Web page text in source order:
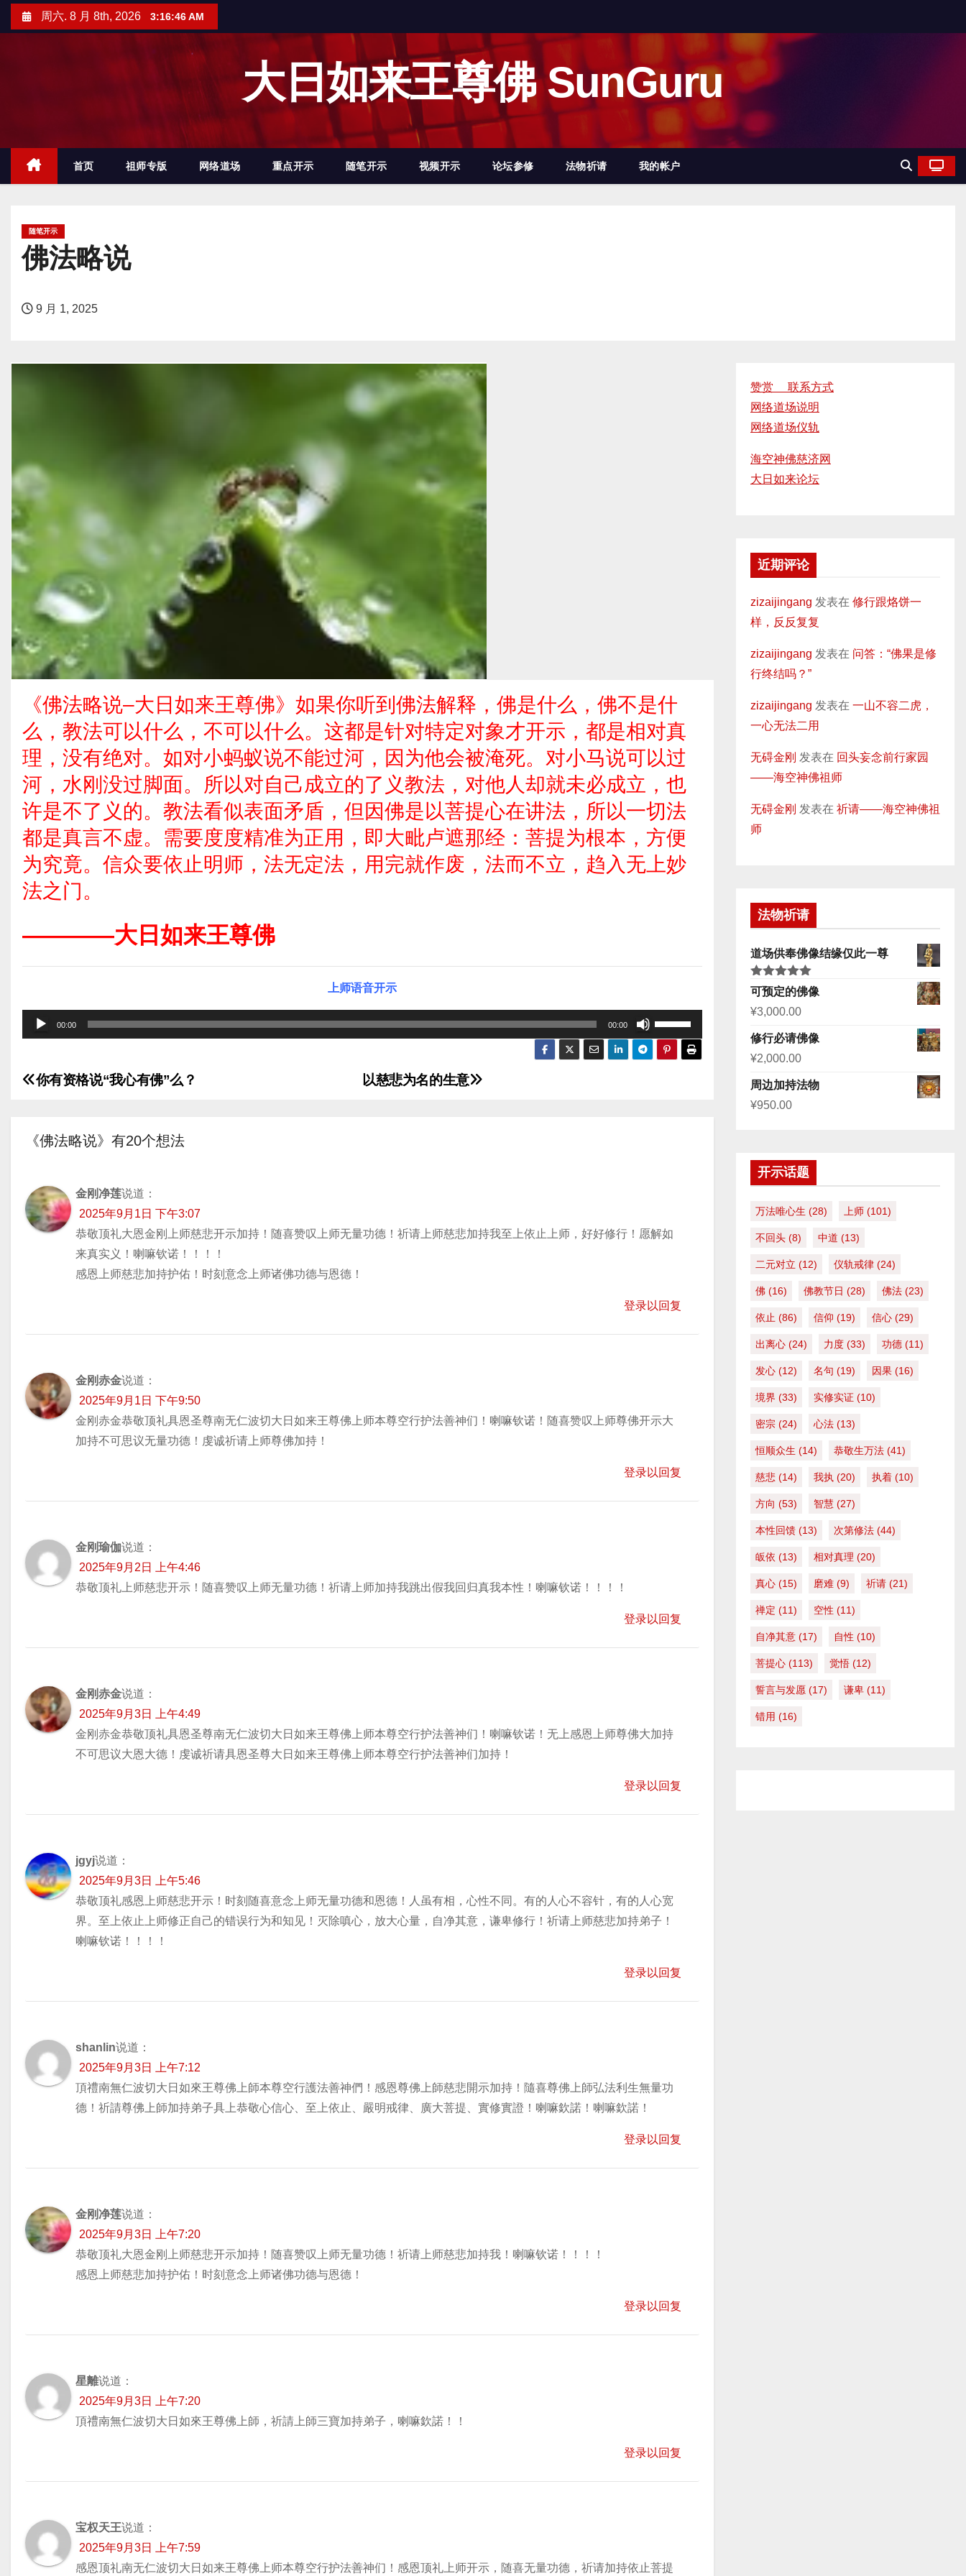
周六. 8 月 8th, 2026 3:16:47 AM
大日如来王尊佛 SunGuru
首页 祖师专版 网络道场 重点开示 随笔开示 视频开示 论坛参修 法物祈请 我的帐户
随笔开示
佛法略说
9 月 1, 2025
《佛法略说–大日如来王尊佛》如果你听到佛法解释，佛是什么，佛不是什
么，教法可以什么，不可以什么。这都是针对特定对象才开示，都是相对真
理，没有绝对。如对小蚂蚁说不能过河，因为他会被淹死。对小马说可以过
河，水刚没过脚面。所以对自己成立的了义教法，对他人却就未必成立，也
许是不了义的。教法看似表面矛盾，但因佛是以菩提心在讲法，所以一切法
都是真言不虚。需要度度精准为正用，即大毗卢遮那经：菩提为根本，方便
为究竟。信众要依止明师，法无定法，用完就作废，法而不立，趋入无上妙
法之门。
————大日如来王尊佛
上师语音开示
频
放
00:00 00:00
使
用
上
或
音
文
导
以慈悲为名的生意
你有资格说“我心有佛”么？
《佛法略说》有20个想法
金刚净莲说道：
2025年9月1日 下午3:07
恭敬顶礼大恩金刚上师慈悲开示加持！随喜赞叹上师无量功德！祈请上师慈悲加持我至上依止上师，好好修行！愿解如
来真实义！喇嘛钦诺！！！！
感恩上师慈悲加持护佑！时刻意念上师诸佛功德与恩德！
登录以回复
金刚赤金说道：
2025年9月1日 下午9:50
金刚赤金恭敬顶礼具恩圣尊南无仁波切大日如来王尊佛上师本尊空行护法善神们！喇嘛钦诺！随喜赞叹上师尊佛开示大
加持不可思议无量功德！虔诚祈请上师尊佛加持！
登录以回复
金刚瑜伽说道：
2025年9月2日 上午4:46
恭敬顶礼上师慈悲开示！随喜赞叹上师无量功德！祈请上师加持我跳出假我回归真我本性！喇嘛钦诺！！！！
登录以回复
金刚赤金说道：
2025年9月3日 上午4:49
金刚赤金恭敬顶礼具恩圣尊南无仁波切大日如来王尊佛上师本尊空行护法善神们！喇嘛钦诺！无上感恩上师尊佛大加持
不可思议大恩大德！虔诚祈请具恩圣尊大日如来王尊佛上师本尊空行护法善神们加持！
登录以回复
jgyj说道：
2025年9月3日 上午5:46
恭敬顶礼感恩上师慈悲开示！时刻随喜意念上师无量功德和恩德！人虽有相，心性不同。有的人心不容针，有的人心宽
界。至上依止上师修正自己的错误行为和知见！灭除嗔心，放大心量，自净其意，谦卑修行！祈请上师慈悲加持弟子！
喇嘛钦诺！！！！
登录以回复
shanlin说道：
2025年9月3日 上午7:12
頂禮南無仁波切大日如來王尊佛上師本尊空行護法善神們！感恩尊佛上師慈悲開示加持！隨喜尊佛上師弘法利生無量功
德！祈請尊佛上師加持弟子具上恭敬心信心、至上依止、嚴明戒律、廣大菩提、實修實證！喇嘛欽諾！喇嘛欽諾！
登录以回复
金刚净莲说道：
2025年9月3日 上午7:20
恭敬顶礼大恩金刚上师慈悲开示加持！随喜赞叹上师无量功德！祈请上师慈悲加持我！喇嘛钦诺！！！！
感恩上师慈悲加持护佑！时刻意念上师诸佛功德与恩德！
登录以回复
星離说道：
2025年9月3日 上午7:20
頂禮南無仁波切大日如來王尊佛上師，祈請上師三寶加持弟子，喇嘛欽諾！！
登录以回复
宝权天王说道：
2025年9月3日 上午7:59
感恩顶礼南无仁波切大日如来王尊佛上师本尊空行护法善神们！感恩顶礼上师开示，随喜无量功德，祈请加持依止菩提
赞赏 联系方式
网络道场说明
网络道场仪轨
海空神佛慈济网
大日如来论坛
近期评论
zizaijingang 发表在 修行跟烙饼一
样，反反复复
zizaijingang 发表在 问答：“佛果是修
行终结吗？”
zizaijingang 发表在 一山不容二虎，
一心无法二用
无碍金刚 发表在 回头妄念前行家园
——海空神佛祖师
无碍金刚 发表在 祈请——海空神佛祖
师
法物祈请
道场供奉佛像结缘仅此一尊
评分5.00
&sol; 5
可预定的佛像
¥3,000.00
修行必请佛像
¥2,000.00
周边加持法物
¥950.00
开示话题
万法唯心生 (28) 上师 (101)
不回头 (8) 中道 (13)
二元对立 (12) 仪轨戒律 (24)
佛 (16) 佛教节日 (28) 佛法 (23)
依止 (86) 信仰 (19) 信心 (29)
出离心 (24) 力度 (33) 功德 (11)
发心 (12) 名句 (19) 因果 (16)
境界 (33) 实修实证 (10)
密宗 (24) 心法 (13)
恒顺众生 (14) 恭敬生万法 (41)
慈悲 (14) 我执 (20) 执着 (10)
方向 (53) 智慧 (27)
本性回馈 (13) 次第修法 (44)
皈依 (13) 相对真理 (20)
真心 (15) 磨难 (9) 祈请 (21)
禅定 (11) 空性 (11)
自净其意 (17) 自性 (10)
菩提心 (113) 觉悟 (12)
誓言与发愿 (17) 谦卑 (11)
错用 (16)